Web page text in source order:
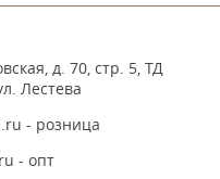
д. 70, стр. 5, ТД
Лестева
- розница
- опт